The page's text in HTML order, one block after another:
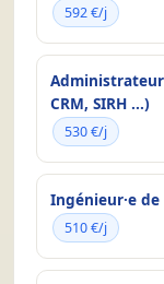
592 €/j
CRM, SIRH ...)
530 €/j
Ingénieur·e
510 €/j